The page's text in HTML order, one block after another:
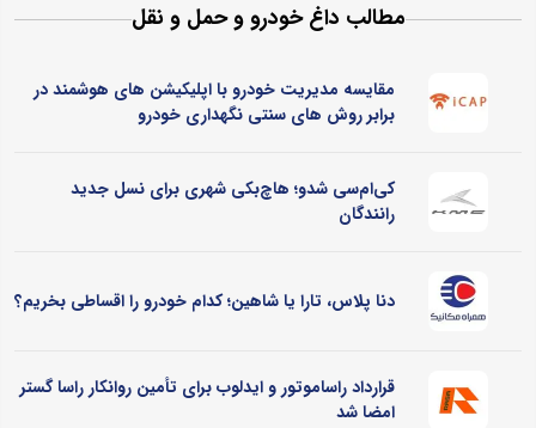
مطالب داغ خودرو و حمل و نقل
مقایسه مدیریت خودرو با اپلیکیشن های هوشمند در
برابر روش های سنتی نگهداری خودرو
کی‌ام‌سی شدو؛ هاچ‌بکی شهری برای نسل جدید
رانندگان
دنا پلاس، تارا یا شاهین؛ کدام خودرو را اقساطی بخریم؟
قرارداد راساموتور و ایدلوب برای تأمین روانکار راسا گستر
امضا شد